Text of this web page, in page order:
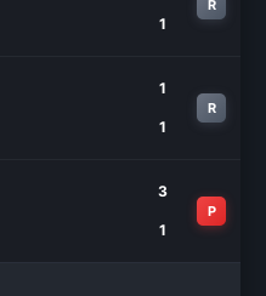
1
R
1
1
R
3
1
P